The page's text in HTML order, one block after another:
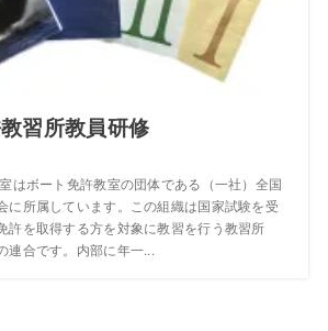
習所教員研修
はボート免許教室の団体である（一社）全国
に所属しています。この組織は国家試験を受
許を取得する方を対象に教習を行う教習所
連合です。内部に年一...